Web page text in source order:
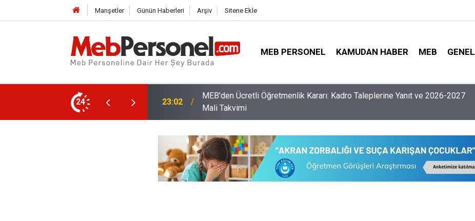
Manşetler Günün Haberleri Arşiv Sitene Ekle
MEB PERSONEL KAMUDAN HABER MEB GENEL
24
Kadro Taleplerine Yanıt ve 2026-2027
22:32 Öğretmenlerin Özür Grubu İller Arası Muhtemel İl Emri Atama Tarihleri